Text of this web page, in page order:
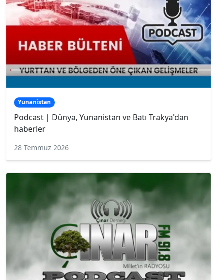
Yunanistan
Podcast | Dünya, Yunanistan ve Batı Trakya'dan
haberler
28 Temmuz 2026